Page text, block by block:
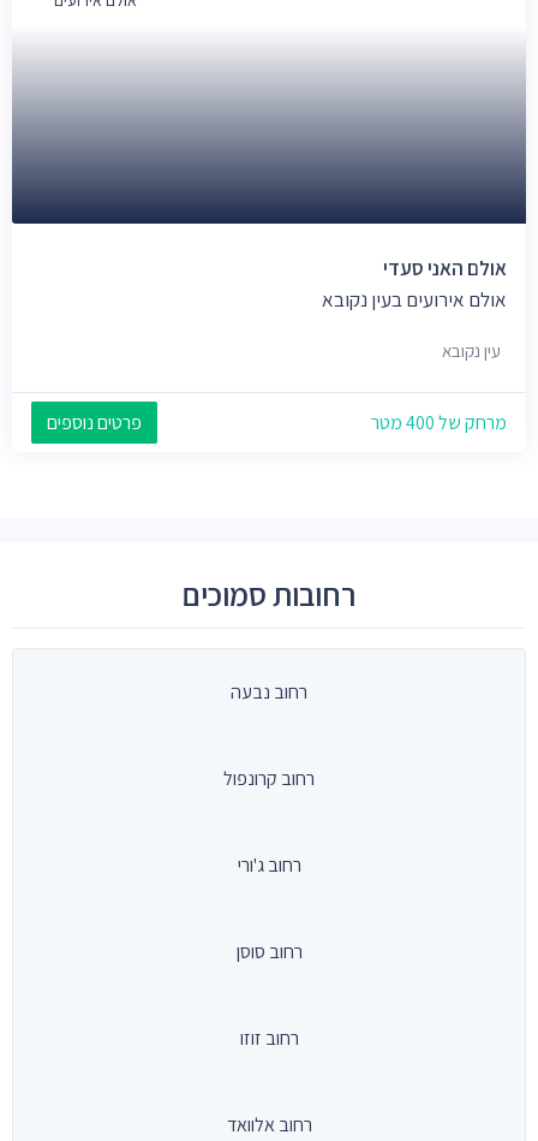
אולם האני סעדי
אולם אירועים בעין נקובא
עין נקובא
מרחק של 400 מטר פרטים נוספים
רחובות סמוכים
רחוב נבעה
רחוב קרונפול
רחוב ג'ורי
רחוב סוסן
רחוב זוזו
רחוב אלוואד